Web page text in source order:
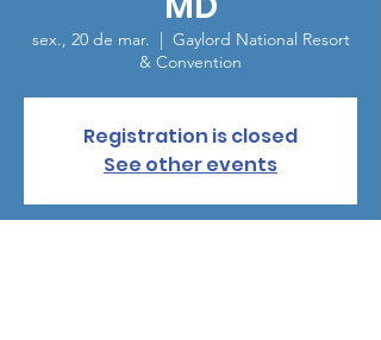
sex., 20 de mar.
  |
Gaylord National Resort
& Convention
Registration is closed
See other events